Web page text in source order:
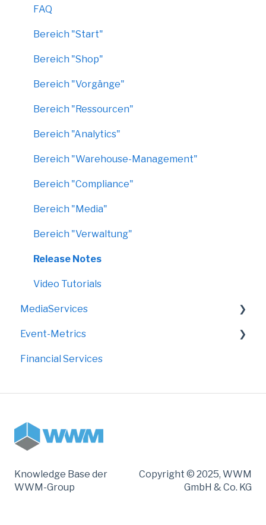
FAQ
Bereich "Start"
Bereich "Shop"
Bereich "Vorgänge"
Bereich "Ressourcen"
Bereich "Analytics"
Bereich "Warehouse-Management"
Bereich "Compliance"
Bereich "Media"
Bereich "Verwaltung"
Release Notes
Video Tutorials
MediaServices
Rollups
Faltdisplays
Event-Metrics
FAQ
Financial Services
Knowledge Base der
WWM-Group
Copyright © 2025, WWM
GmbH & Co. KG